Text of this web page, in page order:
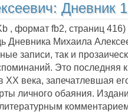
Дневник
, формат fb2, страниц 416)
Дневника Михаила
записи, так и
Это последняя
XX века, запечатлевшая
личного обаяния.